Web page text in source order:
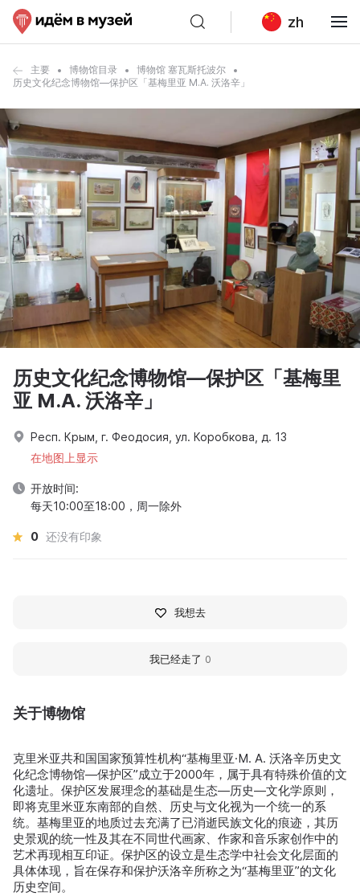
zh
主要 博物馆目录
博物馆 塞瓦斯托波尔
历史文化纪念博物馆—保护区「基梅里亚 M.A. 沃洛辛」
关于博物馆
克里米亚共和国国家预算性机构“基梅里亚·M. A. 沃洛辛历史文
化纪念博物馆—保护区”成立于2000年，属于具有特殊价值的文
化遗址。保护区发展理念的基础是生态—历史—文化学原则，
即将克里米亚东南部的自然、历史与文化视为一个统一的系
统。基梅里亚的地质过去充满了已消逝民族文化的痕迹，其历
史景观的统一性及其在不同世代画家、作家和音乐家创作中的
艺术再现相互印证。保护区的设立是生态学中社会文化层面的
具体体现，旨在保存和保护沃洛辛所称之为“基梅里亚”的文化
历史空间。
历史文化纪念博物馆—保护区「基梅里
亚 M.A. 沃洛辛」
Респ. Крым, г. Феодосия, ул. Коробкова, д. 13
在地图上显示
开放时间:
每天10:00至18:00，周一除外
0 还没有印象
我想去
我已经走了 0